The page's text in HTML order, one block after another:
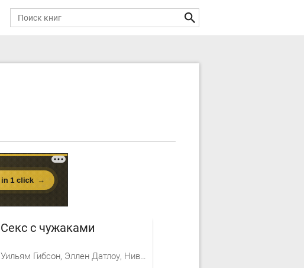
Секс с чужаками
Уильям Гибсон, Эллен Датлоу, Нивен Ларри Лоренс ван Котт Нивен, Типтри-младший Джеймс, Мэтисон Ричард, Таттл Лиза, Эллисон Харлан, Конни Уиллис, Лэннес Роберта, Мэрфи Пэт, Брайант Эдвард, Шайнер Льюис, Джефф Райман, Филипп Хосе Фармер, Кеннеди Ли, Уилбер Рик, Кадиган Пэт